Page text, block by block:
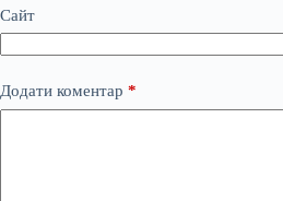
Сайт
Додати коментар *